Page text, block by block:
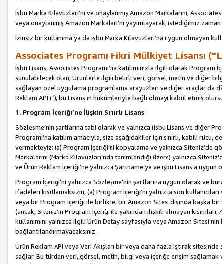
İşbu Marka Kılavuzları’nı ve onaylanmış Amazon Markalarını,
veya onaylanmış Amazon Markaları’nı yayımlayarak, istediğimiz
İzinsiz bir kullanıma ya da işbu Marka Kılavuzları’na uygun olmayan
Associates Programı Fikri Mülkiyet Lisansı
İşbu Lisans, Associates Programı’na katılımınızla ilgili olarak Program
sunulabilecek olan, Ürünlerle ilgili belirli veri, görsel, metin ve diğer
sağlayan özel uygulama programlama arayüzleri ve diğer araçlar da
Reklam API’ı”), bu Lisans’ın hükümleriyle bağlı olmayı kabul etmiş
1. Program İçeriği’ne İlişkin Sınırlı Lisans
Sözleşme’nin şartlarına tabi olarak ve yalnızca (işbu Lisans ve diğer
Programı’na katılım amacıyla, size aşağıdakiler için sınırlı, kabili
vermekteyiz: (a) Program İçeriği’ni kopyalama ve yalnızca Siteniz’de
Markalarını (Marka Kılavuzları’nda tanımlandığı üzere) yalnızca
ve Ürün Reklam İçeriği’ne yalnızca Şartname’ye ve işbu Lisans’a
Program İçeriği’ni yalnızca Sözleşme’nin şartlarına uygun olarak ve
ifadeleri kısıtlamaksızın, (a) Program İçeriği’ni yalnızca son
veya bir Program İçeriği ile birlikte, bir Amazon Sitesi dışında başka
(ancak, Siteniz’in Program İçeriği ile yakından ilişkili olmayan
kullanımını yalnızca ilgili Ürün Detay sayfasıyla veya Amazon
bağlantılandırmayacaksınız.
Ürün Reklam API veya Veri Akışları bir veya daha fazla iştirak
sağlar. Bu türden veri, görsel, metin, bilgi veya içeriğe erişim sağlamak